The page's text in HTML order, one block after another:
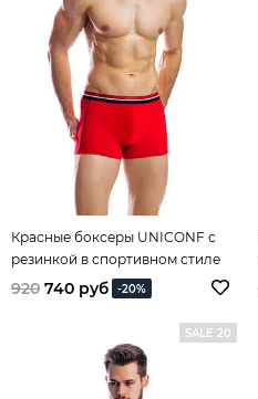
Красные боксеры UNICONF с
резинкой в спортивном стиле
920 740 руб -20%
SALE 20